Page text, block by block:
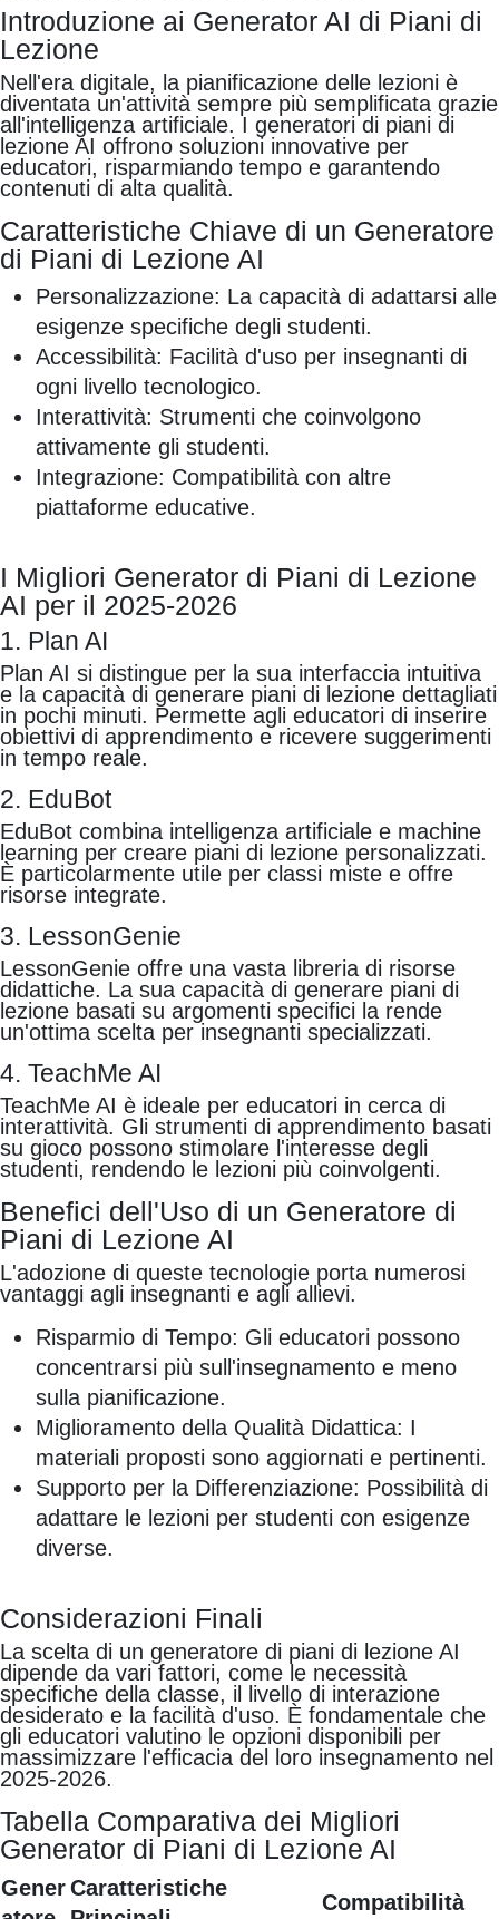
Introduzione ai Generator AI di Piani di
Lezione
Nell'era digitale, la pianificazione delle lezioni è
diventata un'attività sempre più semplificata grazie
all'intelligenza artificiale. I generatori di piani di
lezione AI offrono soluzioni innovative per
educatori, risparmiando tempo e garantendo
contenuti di alta qualità.
Caratteristiche Chiave di un Generatore
di Piani di Lezione AI
Personalizzazione: La capacità di adattarsi alle
esigenze specifiche degli studenti.
Accessibilità: Facilità d'uso per insegnanti di
ogni livello tecnologico.
Interattività: Strumenti che coinvolgono
attivamente gli studenti.
Integrazione: Compatibilità con altre
piattaforme educative.
I Migliori Generator di Piani di Lezione
AI per il 2025-2026
1. Plan AI
Plan AI si distingue per la sua interfaccia intuitiva
e la capacità di generare piani di lezione dettagliati
in pochi minuti. Permette agli educatori di inserire
obiettivi di apprendimento e ricevere suggerimenti
in tempo reale.
2. EduBot
EduBot combina intelligenza artificiale e machine
learning per creare piani di lezione personalizzati.
È particolarmente utile per classi miste e offre
risorse integrate.
3. LessonGenie
LessonGenie offre una vasta libreria di risorse
didattiche. La sua capacità di generare piani di
lezione basati su argomenti specifici la rende
un'ottima scelta per insegnanti specializzati.
4. TeachMe AI
TeachMe AI è ideale per educatori in cerca di
interattività. Gli strumenti di apprendimento basati
su gioco possono stimolare l'interesse degli
studenti, rendendo le lezioni più coinvolgenti.
Benefici dell'Uso di un Generatore di
Piani di Lezione AI
L'adozione di queste tecnologie porta numerosi
vantaggi agli insegnanti e agli allievi.
Risparmio di Tempo: Gli educatori possono
concentrarsi più sull'insegnamento e meno
sulla pianificazione.
Miglioramento della Qualità Didattica: I
materiali proposti sono aggiornati e pertinenti.
Supporto per la Differenziazione: Possibilità di
adattare le lezioni per studenti con esigenze
diverse.
Considerazioni Finali
La scelta di un generatore di piani di lezione AI
dipende da vari fattori, come le necessità
specifiche della classe, il livello di interazione
desiderato e la facilità d'uso. È fondamentale che
gli educatori valutino le opzioni disponibili per
massimizzare l'efficacia del loro insegnamento nel
2025-2026.
Tabella Comparativa dei Migliori
Generator di Piani di Lezione AI
GenerCaratteristiche
Compatibilità